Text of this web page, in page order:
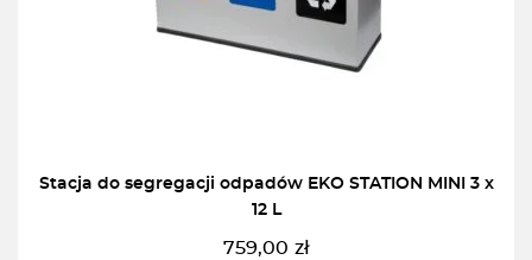
Stacja do segregacji odpadów EKO STATION MINI 3 x
12 L
759,00 zł